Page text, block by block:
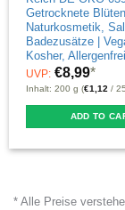
Getrocknete
Naturkosmetik,
Badezusätze |
Kosher, Allergenfrei
UVP: €8,99*
Inhalt: 200 g (€1,12 /
ADD TO
* Alle Preise